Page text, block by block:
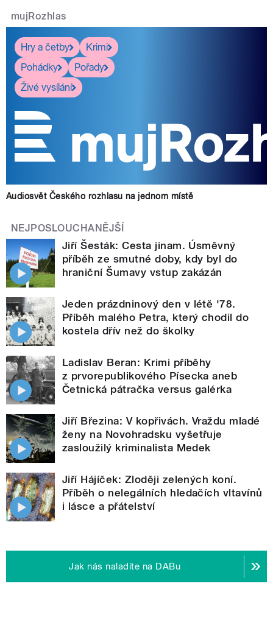
mujRozhlas
Hry a četby
Krimi
Pohádky
Pořady
Živé vysílání
Audiosvět Českého rozhlasu na jednom místě
NEJPOSLOUCHANĚJŠÍ
Jiří Šesták: Cesta jinam. Úsměvný
příběh ze smutné doby, kdy byl do
hraniční Šumavy vstup zakázán
Jeden prázdninový den v létě '78.
Příběh malého Petra, který chodil do
kostela dřív než do školky
Ladislav Beran: Krimi příběhy
z prvorepublikového Písecka aneb
Četnická pátračka versus galérka
Jiří Březina: V kopřivách. Vraždu mladé
ženy na Novohradsku vyšetřuje
zasloužilý kriminalista Medek
Jiří Hájíček: Zloději zelených koní.
Příběh o nelegálních hledačích vltavínů
i lásce a přátelství
Jak nás naladíte na DABu